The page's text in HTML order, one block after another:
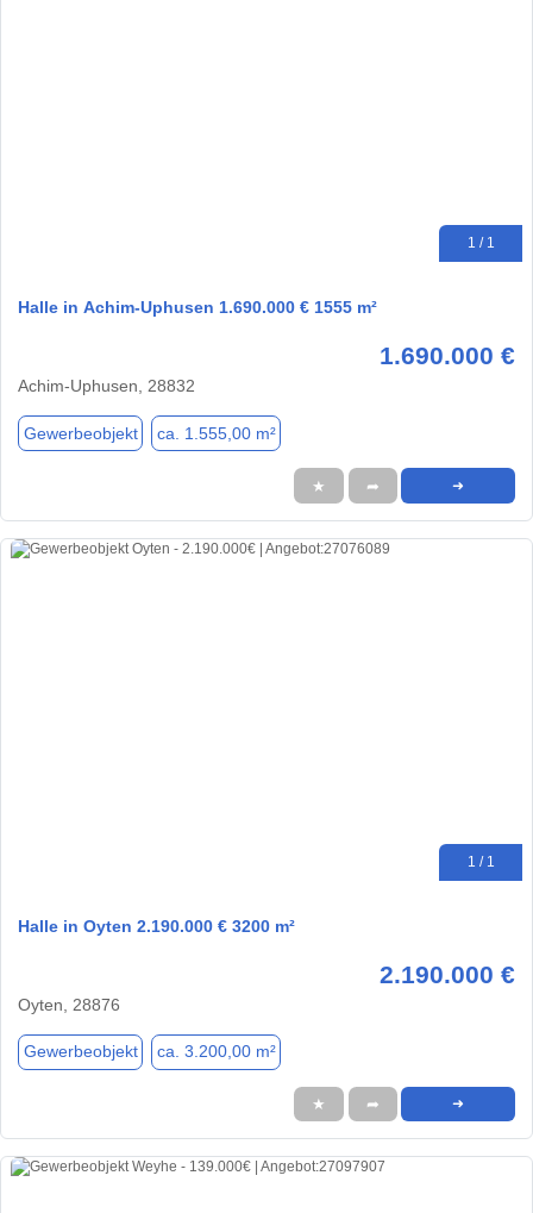
1 / 1
Halle in Achim-Uphusen 1.690.000 € 1555 m²
1.690.000 €
Achim-Uphusen, 28832
Gewerbeobjekt ca. 1.555,00 m²
★ ➦ ➜
1 / 1
Halle in Oyten 2.190.000 € 3200 m²
2.190.000 €
Oyten, 28876
Gewerbeobjekt ca. 3.200,00 m²
★ ➦ ➜